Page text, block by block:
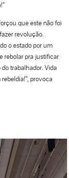
que este não foi
revolução.
o estado por um
rebolar pra justificar
trabalhador. Vida
provoca